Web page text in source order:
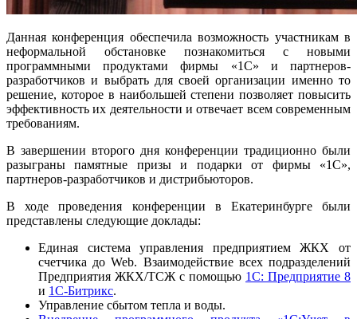
Данная конференция обеспечила возможность участникам в
неформальной обстановке познакомиться с новыми
программными продуктами фирмы «1С» и партнеров-
разработчиков и выбрать для своей организации именно то
решение, которое в наибольшей степени позволяет повысить
эффективность их деятельности и отвечает всем современным
требованиям.
В завершении второго дня конференции традиционно были
разыграны памятные призы и подарки от фирмы «1С»,
партнеров-разработчиков и дистрибьюторов.
В ходе проведения конференции в Екатеринбурге были
представлены следующие доклады:
Единая система управления предприятием ЖКХ от
счетчика до Web. Взаимодействие всех подразделений
Предприятия ЖКХ/ТСЖ с помощью 1С: Предприятие 8
и 1С-Битрикс.
Управление сбытом тепла и воды.